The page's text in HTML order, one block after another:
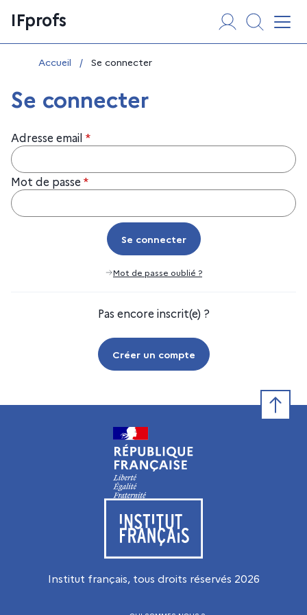
au
contenu
IFprofs
Vous êtes ici :
Accueil / Se connecter
Se connecter
Adresse email *
Mot de passe *
Se connecter
Se connecter
Mot de passe oublié ?
Pas encore inscrit(e) ?
Créer un compte
Visiter le site de l’Institut français
Institut français, tous droits réservés 2026